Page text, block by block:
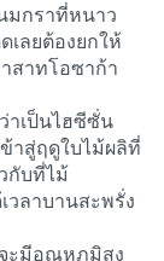
มกราที่หนาว
เลยต้องยกให้
สาทโอซาก้า
าเป็นไฮซีซั่น
าสู่ฤดูใบไม้ผลิที่
กับที่ไม้
วลาบานสะพรั่ง
ะมีอุณหภูมิสูง